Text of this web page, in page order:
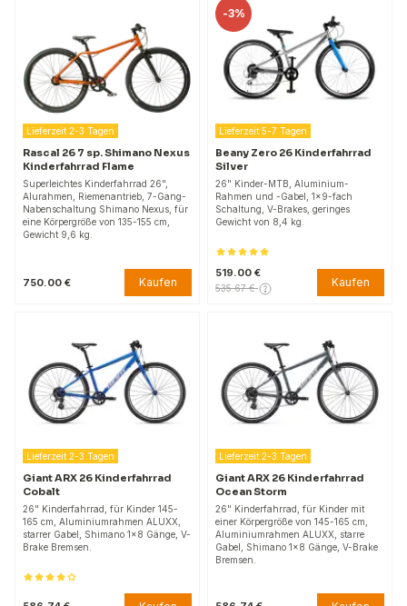
Lieferzeit 2-3 Tagen
Rascal 26 7 sp. Shimano Nexus
Kinderfahrrad Flame
Superleichtes Kinderfahrrad 26",
Alurahmen, Riemenantrieb, 7-Gang-
Nabenschaltung Shimano Nexus, für
eine Körpergröße von 135-155 cm,
Gewicht 9,6 kg.
750.00 € Kaufen
-3%
Lieferzeit 5-7 Tagen
Beany Zero 26 Kinderfahrrad
Silver
26" Kinder-MTB, Aluminium-
Rahmen und -Gabel, 1×9-fach
Schaltung, V-Brakes, geringes
Gewicht von 8,4 kg.
519.00 €
535.67 € Kaufen
Lieferzeit 2-3 Tagen
Giant ARX 26 Kinderfahrrad
Cobalt
26" Kinderfahrrad, für Kinder 145-
165 cm, Aluminiumrahmen ALUXX,
starrer Gabel, Shimano 1x8 Gänge, V-
Brake Bremsen.
Lieferzeit 2-3 Tagen
Giant ARX 26 Kinderfahrrad
Ocean Storm
26" Kinderfahrrad, für Kinder mit
einer Körpergröße von 145-165 cm,
Aluminiumrahmen ALUXX, starre
Gabel, Shimano 1x8 Gänge, V-Brake
Bremsen.